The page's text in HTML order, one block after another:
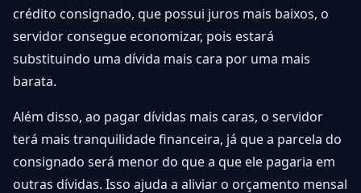
crédito consignado, que possui juros mais baixos, o
servidor consegue economizar, pois estará
substituindo uma dívida mais cara por uma mais
barata.
Além disso, ao pagar dívidas mais caras, o servidor
terá mais tranquilidade financeira, já que a parcela do
consignado será menor do que a que ele pagaria em
outras dívidas. Isso ajuda a aliviar o orçamento mensal